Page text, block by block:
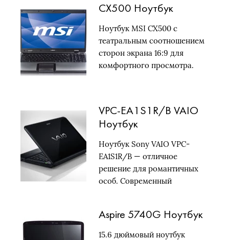
CX500 Ноутбук
Ноутбук MSI CX500 с
театральным соотношением
сторон экрана 16:9 для
комфортного просмотра.
VPC-EA1S1R/B VAIO
Ноутбук
Ноутбук Sony VAIO VPC-
EA1S1R/B — отличное
решение для романтичных
особ. Современный
Aspire 5740G Ноутбук
15.6 дюймовый ноутбук